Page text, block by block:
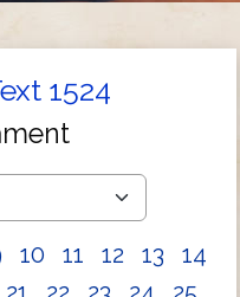
1524
10 11 12 13
14